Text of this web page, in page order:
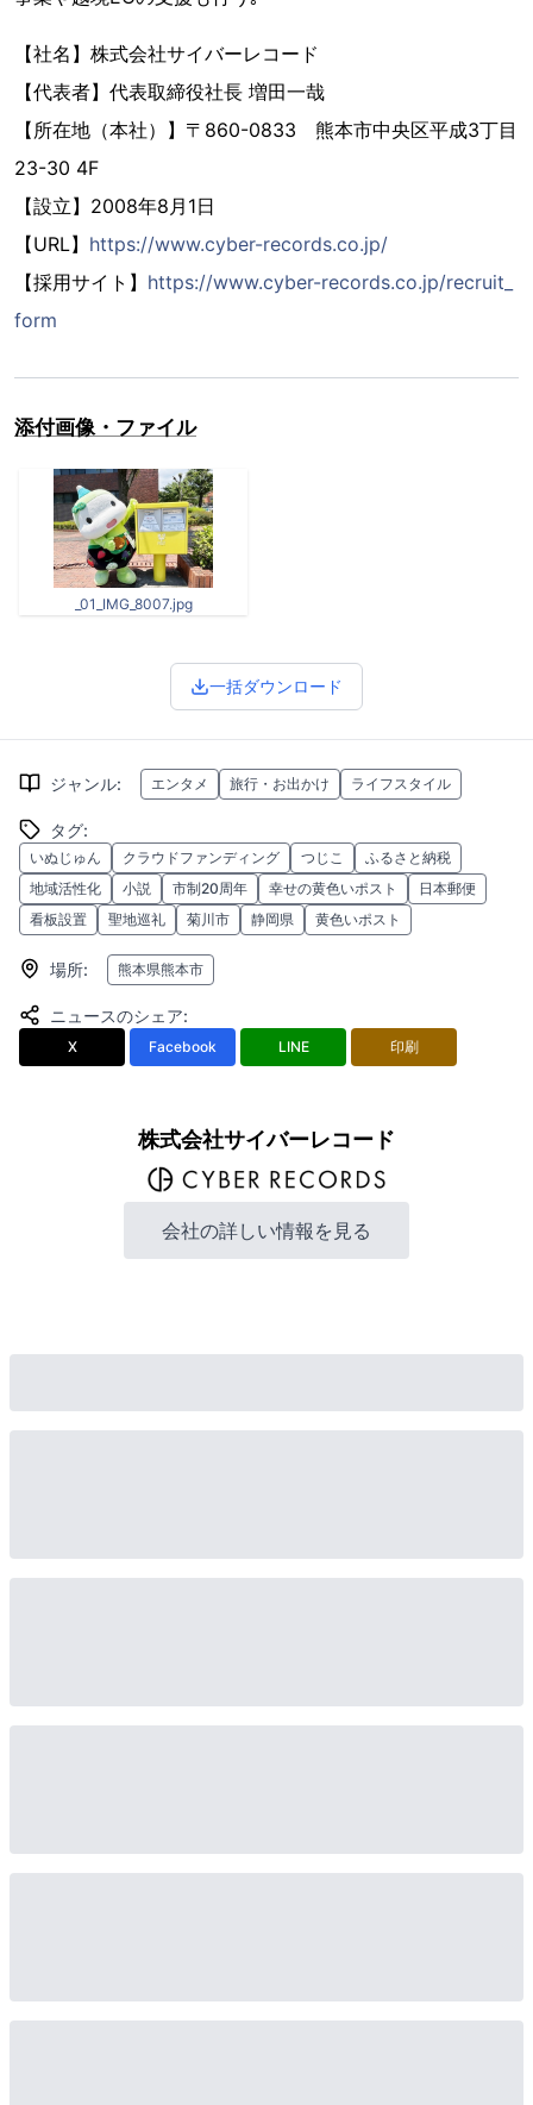
【社名】株式会社サイバーレコード
【代表者】代表取締役社長 増田一哉
【所在地（本社）】〒860-0833 熊本市中央区平成3丁目
23-30 4F
【設立】2008年8月1日
【URL】 https://www.cyber-records.co.jp/
【採用サイト】 https://www.cyber-records.co.jp/recruit_
form
添付画像・ファイル
_01_IMG_8007.jpg
一括ダウンロード
ジャンル: エンタメ 旅行・お出かけ ライフスタイル
タグ:
いぬじゅん クラウドファンディング つじこ
ふるさと納税
地域活性化
小説 市制20周年 幸せの黄色いポスト
日本郵便
看板設置
聖地巡礼 菊川市 静岡県 黄色いポスト
場所: 熊本県熊本市
ニュースのシェア:
X Facebook LINE 印刷
株式会社サイバーレコード
会社の詳しい情報を見る